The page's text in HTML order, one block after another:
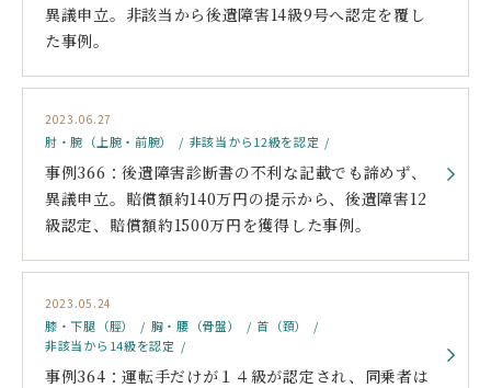
異議申立。非該当から後遺障害14級9号へ認定を覆し
た事例。
2023.06.27
肘・腕（上腕・前腕） 非該当から12級を認定
事例366：後遺障害診断書の不利な記載でも諦めず、
異議申立。賠償額約140万円の提示から、後遺障害12
級認定、賠償額約1500万円を獲得した事例。
2023.05.24
膝・下腿（脛） 胸・腰（骨盤）
首（頚）
非該当から14級を認定
事例364：運転手だけが１４級が認定され、同乗者は